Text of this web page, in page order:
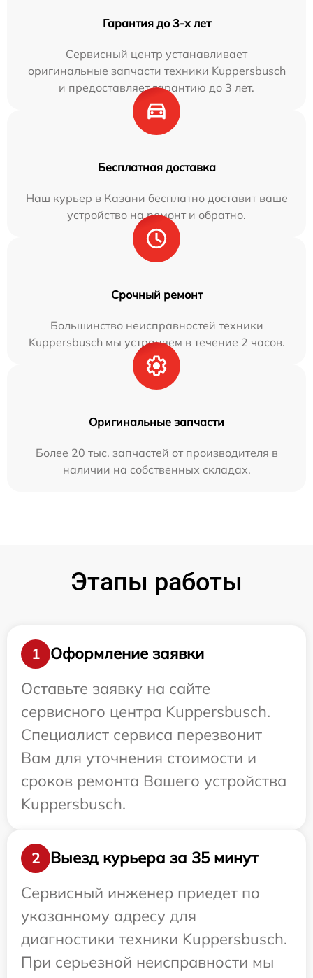
Гарантия до 3-х лет
Сервисный центр устанавливает
оригинальные запчасти техники Kuppersbusch
и предоставляет гарантию до 3 лет.
Бесплатная доставка
Наш курьер в Казани бесплатно доставит ваше
устройство на ремонт и обратно.
Срочный ремонт
Большинство неисправностей техники
Kuppersbusch мы устраняем в течение 2 часов.
Оригинальные запчасти
Более 20 тыс. запчастей от производителя в
наличии на собственных складах.
Этапы работы
1
Оформление заявки
Оставьте заявку на сайте
сервисного центра Kuppersbusch.
Специалист сервиса перезвонит
Вам для уточнения стоимости и
сроков ремонта Вашего устройства
Kuppersbusch.
2
Выезд курьера за 35 минут
Сервисный инженер приедет по
указанному адресу для
диагностики техники Kuppersbusch.
При серьезной неисправности мы